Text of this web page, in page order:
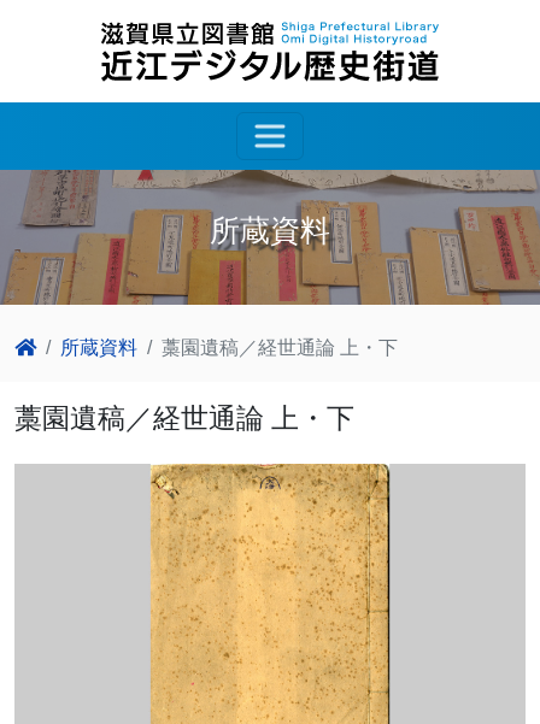
所蔵資料
所蔵資料 藁園遺稿／経世通論 上・下
藁園遺稿／経世通論 上・下